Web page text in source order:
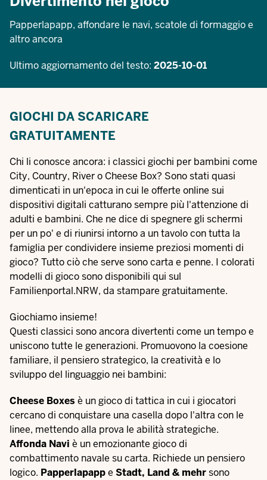
Papperlapapp, affondare le navi, scatole di formaggio e
altro ancora
Ultimo aggiornamento del testo: 2025-10-01
GIOCHI DA SCARICARE
GRATUITAMENTE
Chi li conosce ancora: i classici giochi per bambini come
City, Country, River o Cheese Box? Sono stati quasi
dimenticati in un'epoca in cui le offerte online sui
dispositivi digitali catturano sempre più l'attenzione di
adulti e bambini. Che ne dice di spegnere gli schermi
per un po' e di riunirsi intorno a un tavolo con tutta la
famiglia per condividere insieme preziosi momenti di
gioco? Tutto ciò che serve sono carta e penne. I colorati
modelli di gioco sono disponibili qui sul
Familienportal.NRW, da stampare gratuitamente.
Giochiamo insieme!
Questi classici sono ancora divertenti come un tempo e
uniscono tutte le generazioni. Promuovono la coesione
familiare, il pensiero strategico, la creatività e lo
sviluppo del linguaggio nei bambini:
Cheese Boxes è un gioco di tattica in cui i giocatori
cercano di conquistare una casella dopo l'altra con le
linee, mettendo alla prova le abilità strategiche.
Affonda Navi è un emozionante gioco di
combattimento navale su carta. Richiede un pensiero
logico. Papperlapappe Stadt, Land & mehrsono